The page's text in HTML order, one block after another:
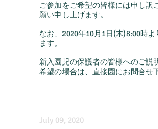
ご参加をご希望の皆様には申し
願い申し上げます。
なお、2020年10月1日(木)8:00時
ます。
新入園児の保護者の皆様へのご説
希望の場合は、直接園にお問合せ
July 09, 2020